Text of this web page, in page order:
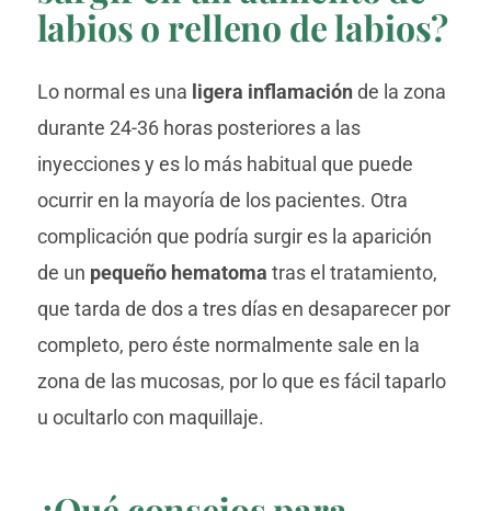
labios o relleno de labios?
Lo normal es una ligera inflamaciónde la zona
durante 24-36 horas posteriores a las
inyecciones y es lo más habitual que puede
ocurrir en la mayoría de los pacientes. Otra
complicación que podría surgir es la aparición
de un pequeño hematoma tras el tratamiento,
que tarda de dos a tres días en desaparecer por
completo, pero éste normalmente sale en la
zona de las mucosas, por lo que es fácil taparlo
u ocultarlo con maquillaje.